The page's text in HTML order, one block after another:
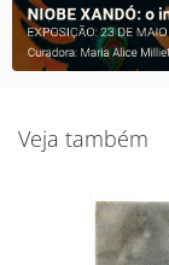
Veja também